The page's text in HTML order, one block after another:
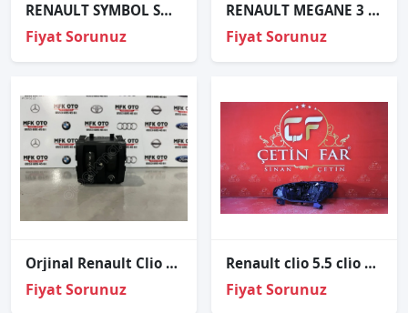
RENAULT SYMBOL SOL ÖN FAR ORJINAL ÇIKMA PARÇA
Fiyat Sorunuz
RENAULT MEGANE 3 RS SOL GÜNDÜZ FARI ORJİNAL 266053123R
Fiyat Sorunuz
Orjinal Renault Clio 4 Captur Far Ayar Düğmesi 251900567R
Fiyat Sorunuz
Renault cli̇o 5.5 cli̇o 6 led sol far kasasi 2023-2025
Fiyat Sorunuz